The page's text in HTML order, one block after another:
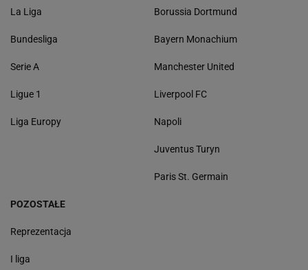
La Liga
Bundesliga
Serie A
Ligue 1
Liga Europy
Borussia Dortmund
Bayern Monachium
Manchester United
Liverpool FC
Napoli
Juventus Turyn
Paris St. Germain
POZOSTAŁE
Reprezentacja
I liga